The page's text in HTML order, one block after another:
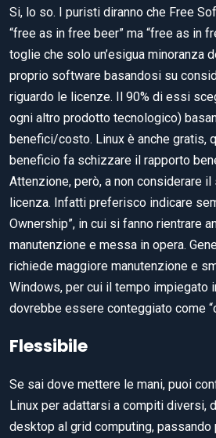
Si, lo so. I puristi diranno che Free
“free as in free beer” ma “free as in
toglie che solo un’esigua minoranza
proprio software basandosi su
riguardo le licenze. Il 90% di essi
ogni altro prodotto tecnologico)
benefici/costo. Linux è anche gratis,
beneficio fa schizzare il rapporto
Attenzione, però, a non considerare
licenza. Infatti preferisco indicare
Ownership”, in cui si fanno rientrare
manutenzione e messa in opera.
richiede maggiore manutenzione e
Windows, per cui il tempo impiegato
dovrebbe essere conteggiato come
Flessibile
Se sai dove mettere le mani, puoi
Linux per adattarsi a compiti diversi,
desktop al grid computing, passando